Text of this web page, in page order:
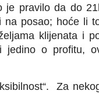
je pravilo da do
posao; hoće li
klijenata i
jedino o profitu,
Za